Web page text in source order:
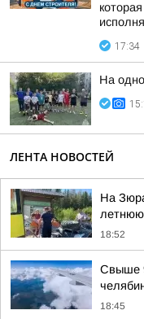
17:34
На
ЛЕНТА НОВОСТЕЙ
На
18:52
Свыше
18:45